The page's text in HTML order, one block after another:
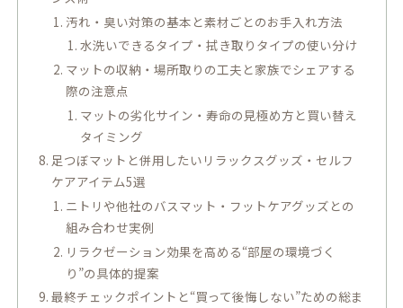
汚れ・臭い対策の基本と素材ごとのお手入れ方法
水洗いできるタイプ・拭き取りタイプの使い分け
マットの収納・場所取りの工夫と家族でシェアする
際の注意点
マットの劣化サイン・寿命の見極め方と買い替え
タイミング
足つぼマットと併用したいリラックスグッズ・セルフ
ケアアイテム5選
ニトリや他社のバスマット・フットケアグッズとの
組み合わせ実例
リラクゼーション効果を高める“部屋の環境づく
り”の具体的提案
最終チェックポイントと“買って後悔しない”ための総ま